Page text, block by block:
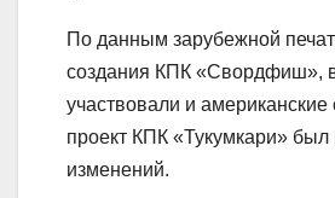
По данным зарубежной
создания КПК «Свордфиш»,
участвовали и
проект КПК «Тукумкари» был
изменений.